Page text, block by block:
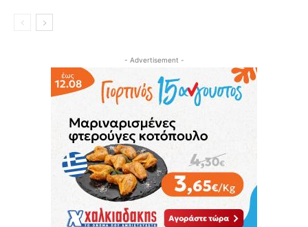
- Advertisement -